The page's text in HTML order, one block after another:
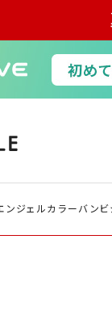
ンジェルカラーバン